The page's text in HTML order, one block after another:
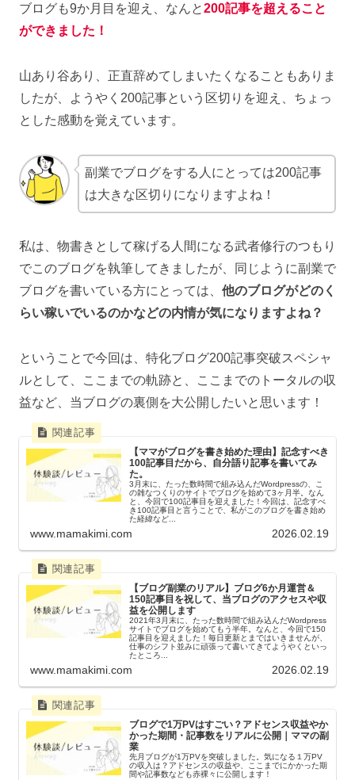
ブログも9か月目を迎え、なんと200記事を超えること
ができました！
山あり谷あり、正直辞めてしまいたくなることもありま
したが、ようやく200記事という区切りを迎え、ちょっ
とした感動を覚えています。
副業でブログをする人にとっては200記事
は大きな区切りになりますよね！
私は、物書きとして稼げる人間になる武者修行のつもり
でこのブログを執筆してきましたが、同じように副業で
ブログを書いている方にとっては、 他のブログがどのく
らい稼いでいるのかなどの内情が気になりますよね？
ということで今回は、特化ブログ200記事突破スペシャ
ルとして、ここまでの軌跡と、ここまでのトータルの収
益など、当ブログの裏側を大公開したいと思います！
【ママがブログを書き始めた理由】記念すべき
100記事目だから、自分語り記事を書いてみ
た。
3月末に、たった数時間で組み込んだWordpressの、こ
の雑なつくりのサイトでブログを始めて3ヶ月半。なん
と、今回で100記事目を迎えました！今回は、記念すべ
き100記事目と言うことで、私がこのブログを書き始め
た経緯など...
www.mamakimi.com 2026.02.19
【ブログ副業のリアル】ブログ6か月運営＆
150記事目を祝して、当ブログのアクセスや収
益を公開します
2021年3月末に、たった数時間で組み込んだWordpress
サイトでブログを始めてもう半年。なんと、今回で150
記事目を迎えました！毎日更新とまではいきませんが、
仕事のシフト並みに頑張って書いてきてようやくといっ
たところ...
www.mamakimi.com 2026.02.19
ブログで1万PVはすごい？アドセンス収益やか
かった期間・記事数をリアルに公開｜ママの副
業
先月ブログが1万PVを突破しました。気になる１万PV
の収入は？アドセンスの収益や、ここまでにかかった期
間や記事数なども赤裸々に公開します！